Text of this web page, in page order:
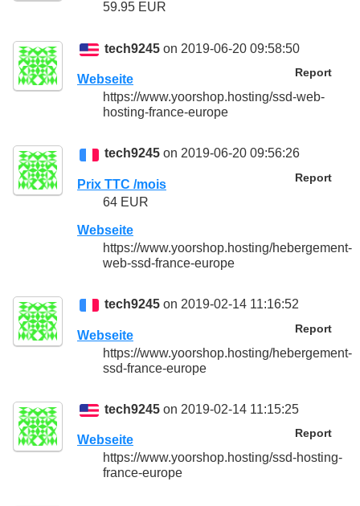
59.95 EUR
tech9245 on 2019-06-20 09:58:50
Report
Webseite
https://www.yoorshop.hosting/ssd-web-
hosting-france-europe
tech9245 on 2019-06-20 09:56:26
Report
Prix TTC /mois
64 EUR
Webseite
https://www.yoorshop.hosting/hebergement-
web-ssd-france-europe
tech9245 on 2019-02-14 11:16:52
Report
Webseite
https://www.yoorshop.hosting/hebergement-
ssd-france-europe
tech9245 on 2019-02-14 11:15:25
Report
Webseite
https://www.yoorshop.hosting/ssd-hosting-
france-europe